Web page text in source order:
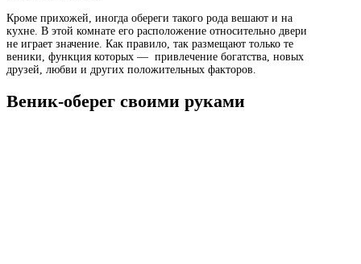
Кроме прихожей, иногда обереги такого рода вешают и на
кухне. В этой комнате его расположение относительно двери
не играет значение. Как правило, так размещают только те
веники, функция которых — привлечение богатства, новых
друзей, любви и других положительных факторов.
Веник-оберег своими руками